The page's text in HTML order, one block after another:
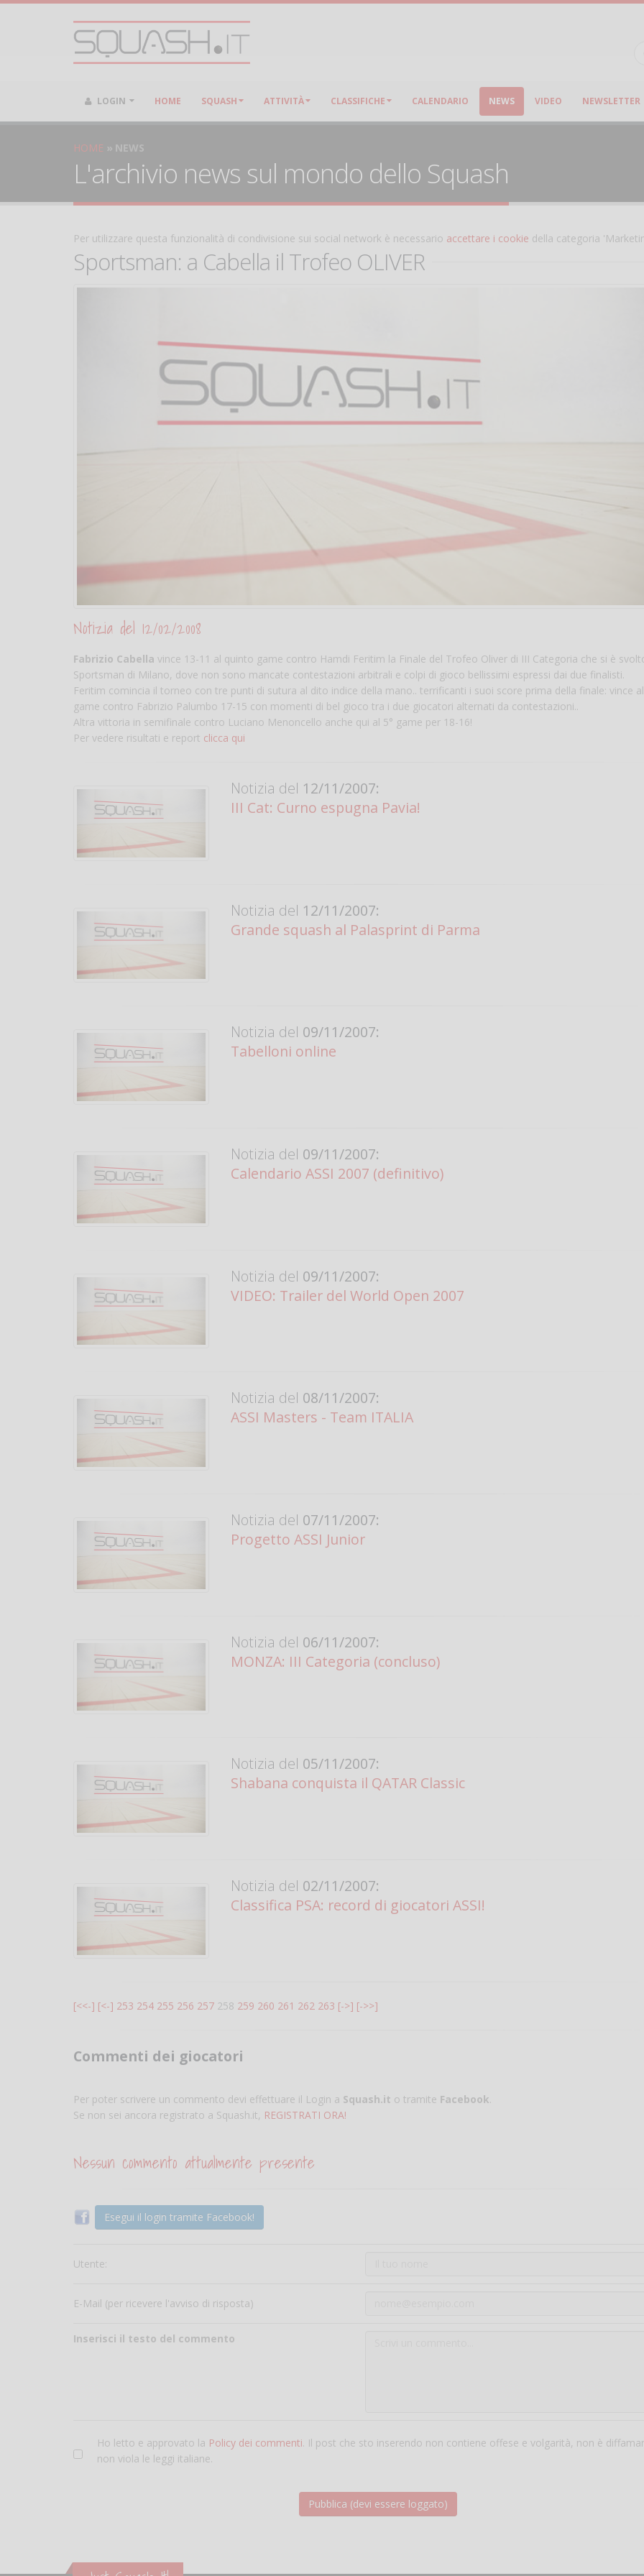
LOGIN HOME SQUASH ATTIVITÀ CLASSIFICHE CALENDARIO NEWS VIDEO NEWSLETTER
HOME NEWS
L'archivio news sul mondo dello Squash
Per utilizzare questa funzionalità di condivisione sui social network è necessario accettare i cookie della categoria
Sportsman: a Cabella il Trofeo OLIVER
Notizia del 12/02/2008
Fabrizio Cabella vince 13-11 al quinto game contro Hamdi Feritim la Finale del Trofeo Oliver di III Categoria che si è
Sportsman di Milano, dove non sono mancate contestazioni arbitrali e colpi di gioco bellissimi espressi dai due finalisti.
Feritim comincia il torneo con tre punti di sutura al dito indice della mano.. terrificanti i suoi score prima della finale: vince
game contro Fabrizio Palumbo 17-15 con momenti di bel gioco tra i due giocatori alternati da contestazioni..
Altra vittoria in semifinale contro Luciano Menoncello anche qui al 5° game per 18-16!
Per vedere risultati e report clicca qui
Notizia del 12/11/2007:
III Cat: Curno espugna Pavia!
Notizia del 12/11/2007:
Grande squash al Palasprint di Parma
Notizia del 09/11/2007:
Tabelloni online
Notizia del 09/11/2007:
Calendario ASSI 2007 (definitivo)
Notizia del 09/11/2007:
VIDEO: Trailer del World Open 2007
Notizia del 08/11/2007:
ASSI Masters - Team ITALIA
Notizia del 07/11/2007:
Progetto ASSI Junior
Notizia del 06/11/2007:
MONZA: III Categoria (concluso)
Notizia del 05/11/2007:
Shabana conquista il QATAR Classic
Notizia del 02/11/2007:
Classifica PSA: record di giocatori ASSI!
[<<-] [<-] 253 254 255 256 257 258 259 260 261 262 263 [->] [->>]
Commenti dei giocatori
Per poter scrivere un commento devi effettuare il Login a Squash.it o tramite Facebook.
Se non sei ancora registrato a Squash.it, REGISTRATI ORA!
Nessun commento attualmente presente
Esegui il login tramite Facebook!
Utente:
E-Mail (per ricevere l'avviso di risposta)
Inserisci il testo del commento
Ho letto e approvato la Policy dei commenti. Il post che sto inserendo non contiene offese e volgarità, non è
non viola le leggi italiane.